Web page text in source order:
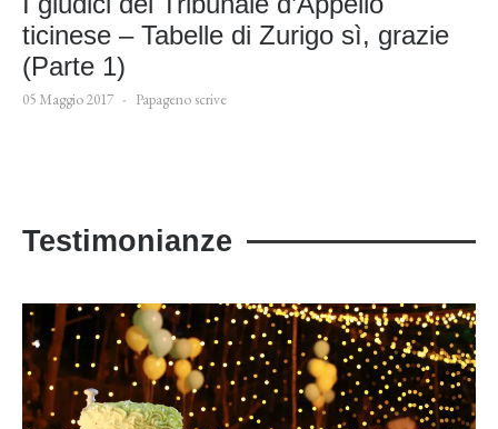
ticinese – Tabelle di Zurigo sì, grazie
(Parte 1)
05 Maggio 2017 Papageno scrive
Testimonianze